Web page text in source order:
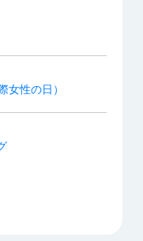
女性の日）